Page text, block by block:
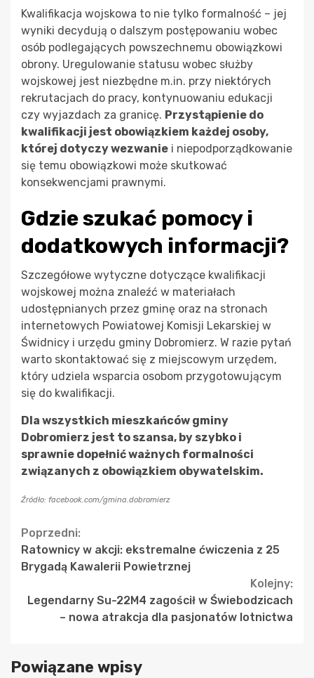
Kwalifikacja wojskowa to nie tylko formalność – jej
wyniki decydują o dalszym postępowaniu wobec
osób podlegających powszechnemu obowiązkowi
obrony. Uregulowanie statusu wobec służby
wojskowej jest niezbędne m.in. przy niektórych
rekrutacjach do pracy, kontynuowaniu edukacji
czy wyjazdach za granicę. Przystąpienie do
kwalifikacji jest obowiązkiem każdej osoby,
której dotyczy wezwanie i niepodporządkowanie
się temu obowiązkowi może skutkować
konsekwencjami prawnymi.
Gdzie szukać pomocy i
dodatkowych informacji?
Szczegółowe wytyczne dotyczące kwalifikacji
wojskowej można znaleźć w materiałach
udostępnianych przez gminę oraz na stronach
internetowych Powiatowej Komisji Lekarskiej w
Świdnicy i urzędu gminy Dobromierz. W razie pytań
warto skontaktować się z miejscowym urzędem,
który udziela wsparcia osobom przygotowującym
się do kwalifikacji.
Dla wszystkich mieszkańców gminy
Dobromierz jest to szansa, by szybko i
sprawnie dopełnić ważnych formalności
związanych z obowiązkiem obywatelskim.
Źródło: facebook.com/gmina.dobromierz
Continue
Reading
Poprzedni:
Ratownicy w akcji: ekstremalne ćwiczenia z 25
Brygadą Kawalerii Powietrznej
Kolejny:
Legendarny Su-22M4 zagościł w Świebodzicach
– nowa atrakcja dla pasjonatów lotnictwa
Powiązane wpisy